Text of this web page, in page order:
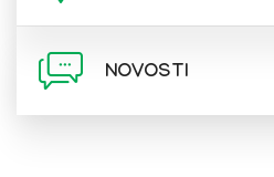
NOVOSTI